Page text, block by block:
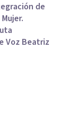
de
Voz Beatriz